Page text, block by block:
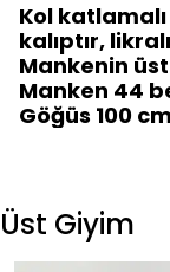
Kol
kalıptır,
Mankenin
Manken 44
Göğüs 100
Üst Giyim